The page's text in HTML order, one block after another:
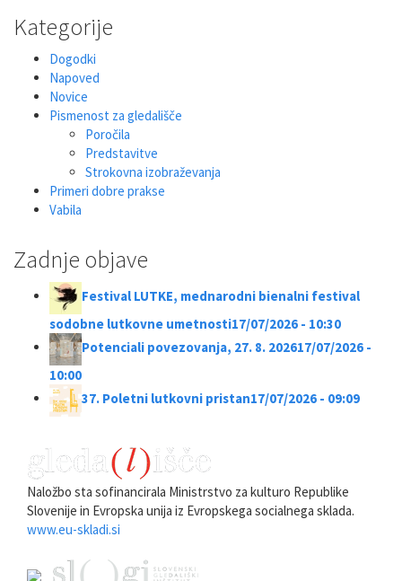
Kategorije
Dogodki
Napoved
Novice
Pismenost za gledališče
Poročila
Predstavitve
Strokovna izobraževanja
Primeri dobre prakse
Vabila
Zadnje objave
Festival LUTKE, mednarodni bienalni festival
sodobne lutkovne umetnosti17/07/2026 - 10:30
Potenciali povezovanja, 27. 8. 202617/07/2026 -
10:00
37. Poletni lutkovni pristan17/07/2026 - 09:09
Naložbo sta sofinancirala Ministrstvo za kulturo Republike
Slovenije in Evropska unija iz Evropskega socialnega sklada.
www.eu-skladi.si